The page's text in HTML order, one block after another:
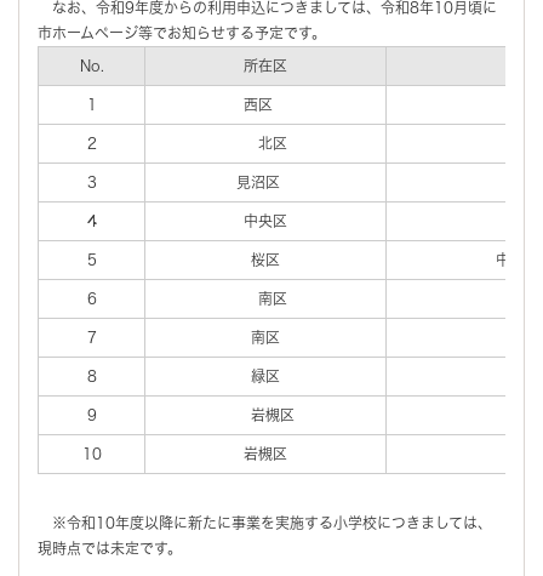
なお、令和9年度からの利用申込につきましては、令和8年10月頃に
市ホームページ等でお知らせする予定です。
No. 所在区
1 西区
2 北区
3 見沼区
4 中央区
5 桜区 中
6 南区
7 南区
8 緑区
9 岩槻区
10 岩槻区
※令和10年度以降に新たに事業を実施する小学校につきましては、
現時点では未定です。